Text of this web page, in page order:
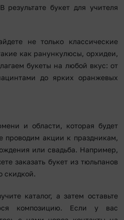
букет для учителя
не только классические
как ранункулюсы, орхидеи,
букеты на любой вкус: от
до ярких оранжевых
и области, которая будет
проводим акции к праздникам,
или свадьба. Например,
заказать букет из тюльпанов
скидкой.
каталог, а затем оставьте
композицию. Если у вас